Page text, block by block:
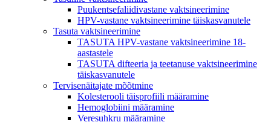
Puukentsefaliidivastane vaktsineerimine
HPV-vastane vaktsineerimine täiskasvanutele
Tasuta vaktsineerimine
TASUTA HPV-vastane vaktsineerimine 18-
aastastele
TASUTA difteeria ja teetanuse vaktsineerimine
täiskasvanutele
Tervisenäitajate mõõtmine
Kolesterooli täisprofiili määramine
Hemoglobiini määramine
Veresuhkru määramine